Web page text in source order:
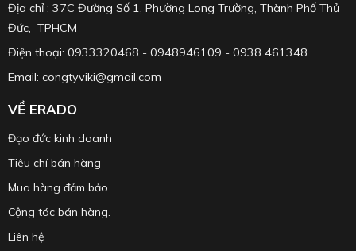
Địa chỉ : 37C Đường Số 1, Phường Long Trường, Thành Phố Thủ
Đức, TPHCM
Điện thoại: 0933320468 - 0948946109 - 0938 461348
Email: congtyviki@gmail.com
VỀ ERADO
Đạo đức kinh doanh
Tiêu chí bán hàng
Mua hàng đảm bảo
Cộng tác bán hàng.
Liên hệ